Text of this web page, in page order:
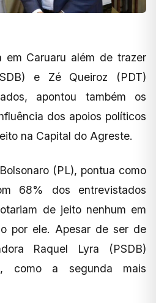
em Caruaru além de trazer
e Zé Queiroz (PDT)
apontou também os
dos apoios políticos
na Capital do Agreste.
(PL), pontua como
68% dos entrevistados
de jeito nenhum em
por ele. Apesar de ser de
Raquel Lyra (PSDB)
como a segunda mais